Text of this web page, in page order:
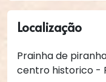
Localização
Prainha de
centro historico -